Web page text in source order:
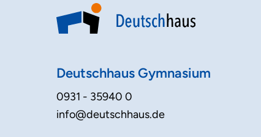
Deutschhaus Gymnasium
0931 - 35940 0
info@deutschhaus.de